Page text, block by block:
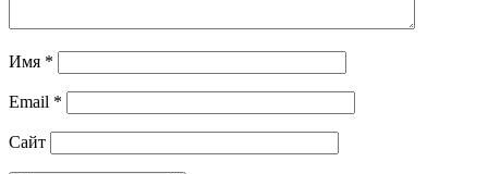
Имя *
Email *
Сайт